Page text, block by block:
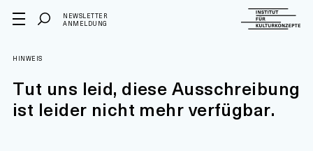
NEWSLETTER
ANMELDUNG
HINWEIS
Tut uns leid, diese Ausschreibung
ist leider nicht mehr verfügbar.